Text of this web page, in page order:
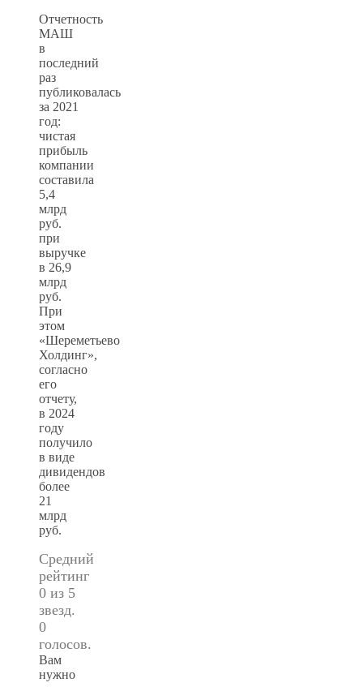
Отчетность
МАШ
в
последний
раз
публиковалась
за 2021
год:
чистая
прибыль
компании
составила
5,4
млрд
руб.
при
выручке
в 26,9
млрд
руб.
При
этом
«Шереметьево
Холдинг»,
согласно
его
отчету,
в 2024
году
получило
в виде
дивидендов
более
21
млрд
руб.
Средний
рейтинг
0 из 5
звезд.
0
голосов.
Вам
нужно